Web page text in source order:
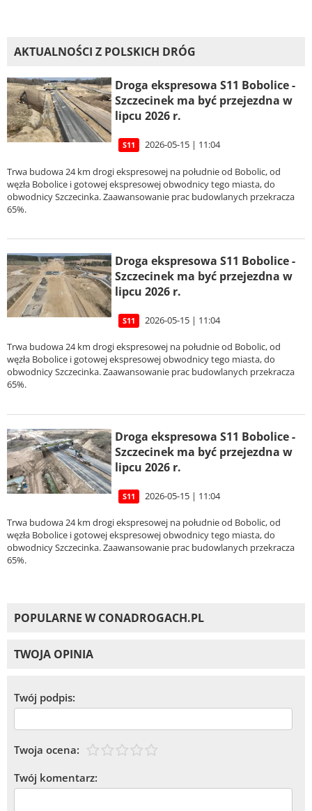
AKTUALNOŚCI Z POLSKICH DRÓG
Droga ekspresowa S11 Bobolice -
Szczecinek ma być przejezdna w
lipcu 2026 r.
S11 2026-05-15 | 11:04
Trwa budowa 24 km drogi ekspresowej na południe od Bobolic, od
węzła Bobolice i gotowej ekspresowej obwodnicy tego miasta, do
obwodnicy Szczecinka. Zaawansowanie prac budowlanych przekracza
65%.
Droga ekspresowa S11 Bobolice -
Szczecinek ma być przejezdna w
lipcu 2026 r.
S11 2026-05-15 | 11:04
Trwa budowa 24 km drogi ekspresowej na południe od Bobolic, od
węzła Bobolice i gotowej ekspresowej obwodnicy tego miasta, do
obwodnicy Szczecinka. Zaawansowanie prac budowlanych przekracza
65%.
Droga ekspresowa S11 Bobolice -
Szczecinek ma być przejezdna w
lipcu 2026 r.
S11 2026-05-15 | 11:04
Trwa budowa 24 km drogi ekspresowej na południe od Bobolic, od
węzła Bobolice i gotowej ekspresowej obwodnicy tego miasta, do
obwodnicy Szczecinka. Zaawansowanie prac budowlanych przekracza
65%.
POPULARNE W CONADROGACH.PL
TWOJA OPINIA
Twój podpis:
Twoja ocena:
Twój komentarz: